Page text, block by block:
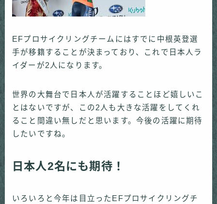
EFプロサイクリングチームにはすでに中根英登選
手が移籍することが決まっており、これで日本人ラ
イダーが2人になります。
世界の大舞台で日本人が活躍することほど嬉しいこ
とはないですが、この2人も大きな活躍をしてくれ
ること間違い無しだと思います。今後の活躍に期待
したいですね。
日本人2名にも期待！
いろいろと今年は目立ったEFプロサイクリングチ